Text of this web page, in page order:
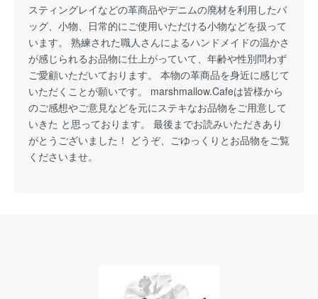
スティングレイなどの革商品やデニムの廃材を利用したバ
ッグ、小物、日常的にご使用いただける小物などを扱って
います。 熟練された職人さんによるハンドメイドの温かさ
が感じられるお品物に仕上がっていて、年齢や性別問わず
ご愛顧いただいております。 本物の革商品を身近に感じて
いただくことが願いです。 marshmallow.Cafeは皆様から
のご感想やご意見などを元にステキなお品物をご用意して
いきた と思っております。 最後までお読みいただきあり
がとうございました！ どうぞ、ごゆっくりとお品物をご覧
くださいませ。